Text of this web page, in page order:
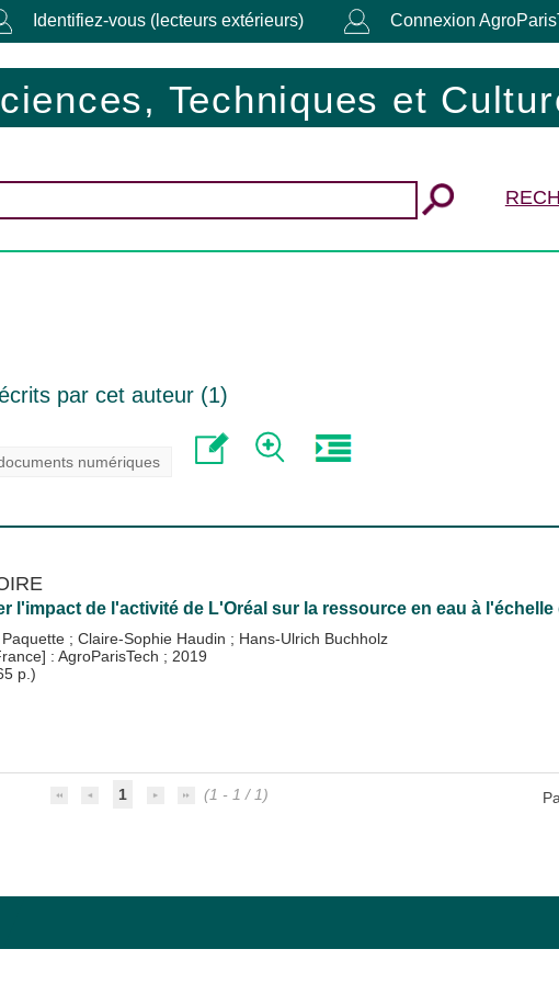
Identifiez-vous (lecteurs extérieurs) Connexion
Techniques et
par cet auteur (1)
numériques
l'impact de l'activité de L'Oréal sur la ressource en eau à
; Claire-Sophie Haudin ; Hans-Ulrich Buchholz
: AgroParisTech ; 2019
p.)
1 (1 - 1 / 1)